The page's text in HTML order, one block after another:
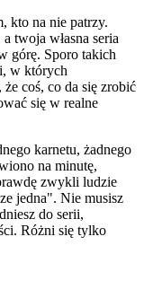
kto na nie patrzy.
twoja własna seria
górę. Sporo takich
w których
coś, co da się zrobić
się w realne
karnetu, żadnego
na minutę,
zwykli ludzie
jedna". Nie musisz
do serii,
Różni się tylko